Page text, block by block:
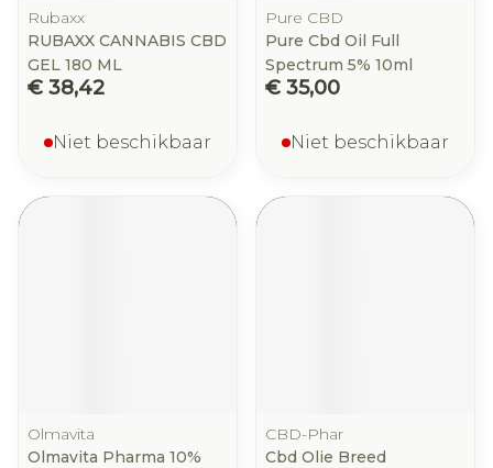
Rubaxx
RUBAXX CANNABIS CBD
GEL 180 ML
€ 38,42
Niet beschikbaar
Pure CBD
Pure Cbd Oil Full
Spectrum 5% 10ml
€ 35,00
Niet beschikbaar
Olmavita
Olmavita Pharma 10%
CBD-Phar
Cbd Olie Breed